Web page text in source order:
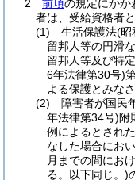
2
前項の規定にかか
者は、受給資格者と
(1)
生活保護法(昭
留邦人等の円滑
留邦人等及び特
6年法律第30号)
よる保護とみな
(2)
障害者が国民
年法律第34号)附
例によるとされ
なした場合にお
月までの間にお
る。以下同じ。)